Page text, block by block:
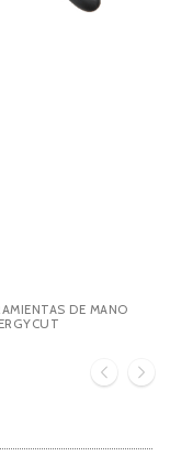
DE MANO